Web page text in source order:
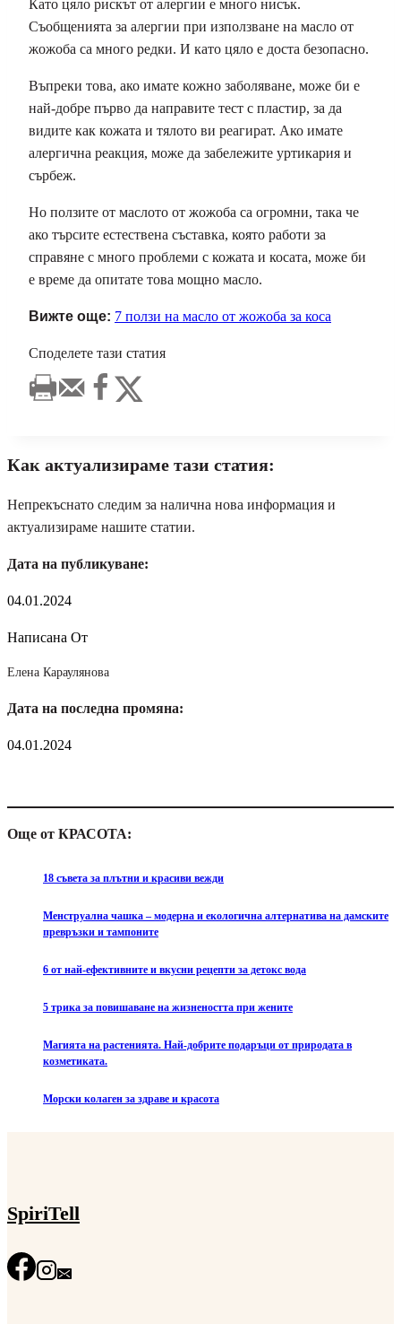
Като цяло рискът от алергии е много нисък.
Съобщенията за алергии при използване на масло от
жожоба са много редки. И като цяло е доста безопасно.
Въпреки това, ако имате кожно заболяване, може би е
най-добре първо да направите тест с пластир, за да
видите как кожата и тялото ви реагират. Ако имате
алергична реакция, може да забележите уртикария и
сърбеж.
Но ползите от маслото от жожоба са огромни, така че
ако търсите естествена съставка, която работи за
справяне с много проблеми с кожата и косата, може би
е време да опитате това мощно масло.
Вижте още: 7 ползи на масло от жожоба за коса
Споделете тази статия
Как актуализираме тази статия:
Непрекъснато следим за налична нова информация и
актуализираме нашите статии.
Дата на публикуване:
04.01.2024
Написана От
Елена Караулянова
Дата на последна промяна:
04.01.2024
Още от КРАСОТА:
18 съвета за плътни и красиви вежди
Менструална чашка – модерна и екологична алтернатива на дамските
превръзки и тампоните
6 от най-ефективните и вкусни рецепти за детокс вода
5 трика за повишаване на жизнеността при жените
Магията на растенията. Най-добрите подаръци от природата в
козметиката.
Морски колаген за здраве и красота
SpiriTell